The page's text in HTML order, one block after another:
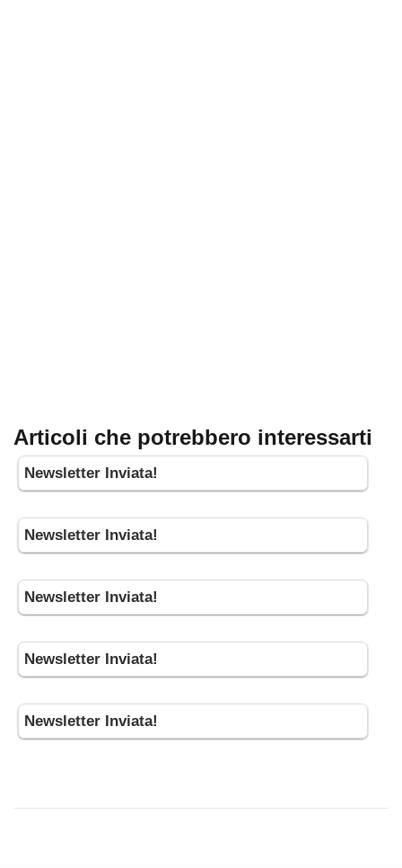
Articoli che potrebbero interessarti
Newsletter Inviata!
Newsletter Inviata!
Newsletter Inviata!
Newsletter Inviata!
Newsletter Inviata!